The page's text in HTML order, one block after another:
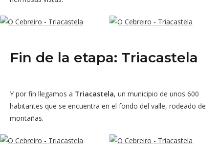
Fin de la etapa: Triacastela
Y por fin llegamos a Triacastela, un municipio de unos 600
habitantes que se encuentra en el fondo del valle, rodeado de
montañas.